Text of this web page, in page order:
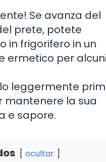
Se avanza del
prete, potete
in frigorifero in un
ermetico per
leggermente
mantenere la sua
e sapore.
ocultar